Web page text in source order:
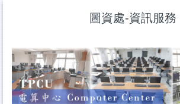
內
容
區
圖資處-資訊服務